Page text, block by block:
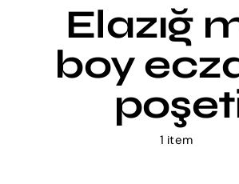
Baskılı PoşetElazığ
boy
1 item